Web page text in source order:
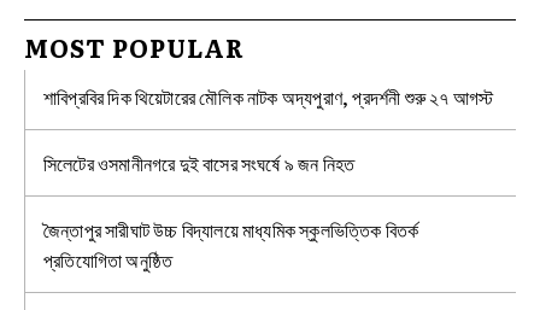
MOST POPULAR
শাবিপ্রবির দিক থিয়েটারের মৌলিক নাটক অদ্যপুরাণ, প্রদর্শনী শুরু ২৭ আগস্ট
সিলেটের ওসমানীনগরে দুই বাসের সংঘর্ষে ৯ জন নিহত
জৈন্তাপুর সারীঘাট উচ্চ বিদ্যালয়ে মাধ্যমিক স্কুলভিত্তিক বিতর্ক
প্রতিযোগিতা অনুষ্ঠিত